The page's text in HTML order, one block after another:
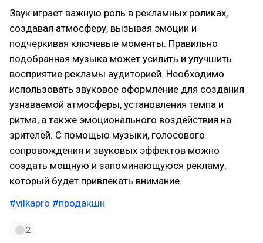
Звук играет важную роль в рекламных роликах,
создавая атмосферу, вызывая эмоции и
подчеркивая ключевые моменты. Правильно
подобранная музыка может усилить и улучшить
восприятие рекламы аудиторией. Необходимо
использовать звуковое оформление для создания
узнаваемой атмосферы, установления темпа и
ритма, а также эмоционального воздействия на
зрителей. С помощью музыки, голосового
сопровождения и звуковых эффектов можно
создать мощную и запоминающуюся рекламу,
который будет привлекать внимание.
#vilkapro #продакшн
2